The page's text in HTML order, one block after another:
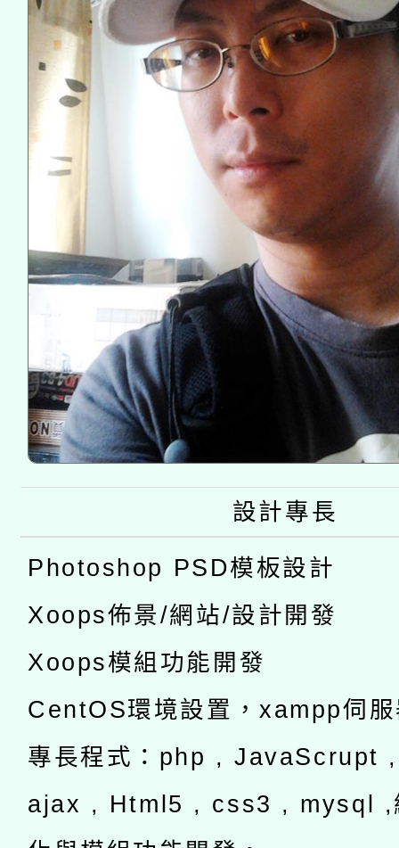
設計專長
Photoshop PSD模板設計
Xoops佈景/網站/設計開發
Xoops模組功能開發
CentOS環境設置，xampp伺
專長程式：php , JavaScrupt
ajax , Html5 , css3 , mysql ,